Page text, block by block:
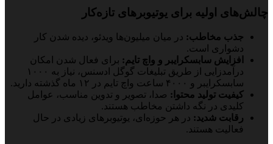
چالش‌های اولیه برای یوتیوبرهای تازه‌کار
جذب مخاطب: در میان میلیون‌ها ویدئو، دیده شدن کار
دشواری است.
افزایش سابسکرایبر و واچ تایم: برای فعال شدن امکان
درآمدزایی از طریق تبلیغات گوگل ادسنس، نیاز به ۱۰۰۰
سابسکرایبر و ۴۰۰۰ ساعت واچ تایم در ۱۲ ماه گذشته دارید.
کیفیت تولید محتوا: صدا، تصویر و تدوین مناسب، عوامل
کلیدی در نگه داشتن مخاطب هستند.
رقابت شدید: در هر حوزه‌ای، یوتیوبرهای زیادی در حال
فعالیت هستند.